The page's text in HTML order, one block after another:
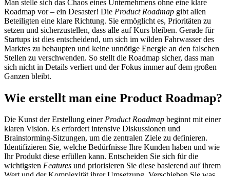
Man stelle sich das Chaos eines Unternehmens ohne eine klare
Roadmap vor – ein Desaster! Die Product Roadmap gibt allen
Beteiligten eine klare Richtung. Sie ermöglicht es, Prioritäten zu
setzen und sicherzustellen, dass alle auf Kurs bleiben. Gerade für
Startups ist dies entscheidend, um sich im wilden Fahrwasser des
Marktes zu behaupten und keine unnötige Energie an den falschen
Stellen zu verschwenden. So stellt die Roadmap sicher, dass man
sich nicht in Details verliert und der Fokus immer auf dem großen
Ganzen bleibt.
Wie erstellt man eine Product Roadmap?
Die Kunst der Erstellung einerProduct Roadmap beginnt mit einer
klaren Vision. Es erfordert intensive Diskussionen und
Brainstorming-Sitzungen, um die zentralen Ziele zu definieren.
Identifizieren Sie, welche Bedürfnisse Ihre Kunden haben und wie
Ihr Produkt diese erfüllen kann. Entscheiden Sie sich für die
wichtigsten Features und priorisieren Sie diese basierend auf ihrem